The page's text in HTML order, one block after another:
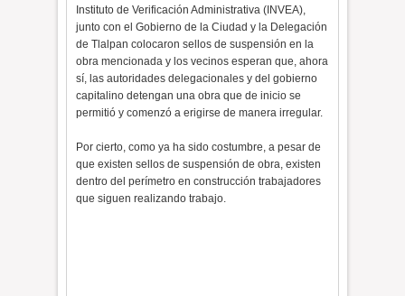
Instituto de Verificación Administrativa (INVEA),
junto con el Gobierno de la Ciudad y la Delegación
de Tlalpan colocaron sellos de suspensión en la
obra mencionada y los vecinos esperan que, ahora
sí, las autoridades delegacionales y del gobierno
capitalino detengan una obra que de inicio se
permitió y comenzó a erigirse de manera irregular.
Por cierto, como ya ha sido costumbre, a pesar de
que existen sellos de suspensión de obra, existen
dentro del perímetro en construcción trabajadores
que siguen realizando trabajo.